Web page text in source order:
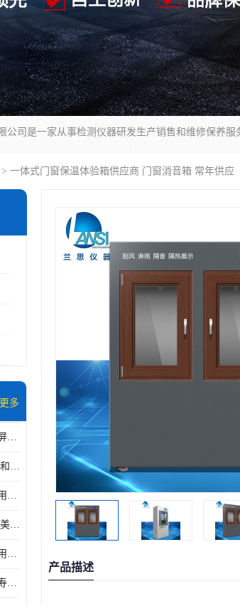
> 一体式门窗保温体验箱供应商 门窗消音箱 常年供应
更多
高低温交变湿热试验箱 彩屏操作 移动和放置方便
恒温试验箱 彩屏操作 移动和放置方便
高低温交变湿热试验箱 使用寿命长 优良外油漆
大型恒温恒湿房 操作简单 美观实用 清洁更方便
高低温交变湿热试验箱 使用寿命长 造型美观大方新颖
步入式高低温试验箱 使用寿命长 低耗电量 平稳电流
产品描述